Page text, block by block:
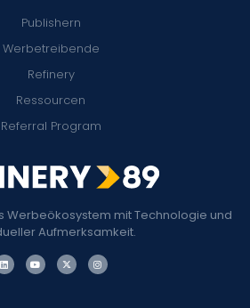
Werbeökosystem mit Technologie und
Aufmerksamkeit.
Publishern
Werbetreibende
Refinery
Ressourcen
Referral Program